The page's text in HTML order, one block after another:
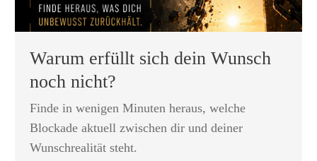
Warum erfüllt sich dein Wunsch
noch nicht?
Finde in wenigen Minuten heraus, welche
Blockade aktuell zwischen dir und deiner
Wunschrealität steht.